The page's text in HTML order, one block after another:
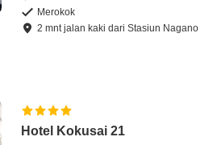
Merokok
2 mntjalan kaki dariStasiun Nagano
Hotel Kokusai 21